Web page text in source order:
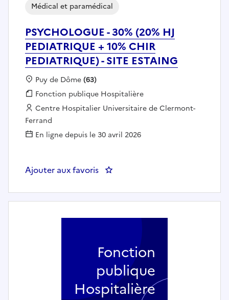
PSYCHOLOGUE - 30% (20% HJ
PEDIATRIQUE + 10% CHIR
PEDIATRIQUE) - SITE ESTAING
Médical et paramédical
Localisation :
Puy de Dôme(63)
Fonction publique :
Fonction publique Hospitalière
Employeur :
Centre Hospitalier Universitaire de Clermont-
Ferrand
En ligne depuis le 30 avril 2026
Ajouter aux favoris
Fonction
publique
Hospitalière